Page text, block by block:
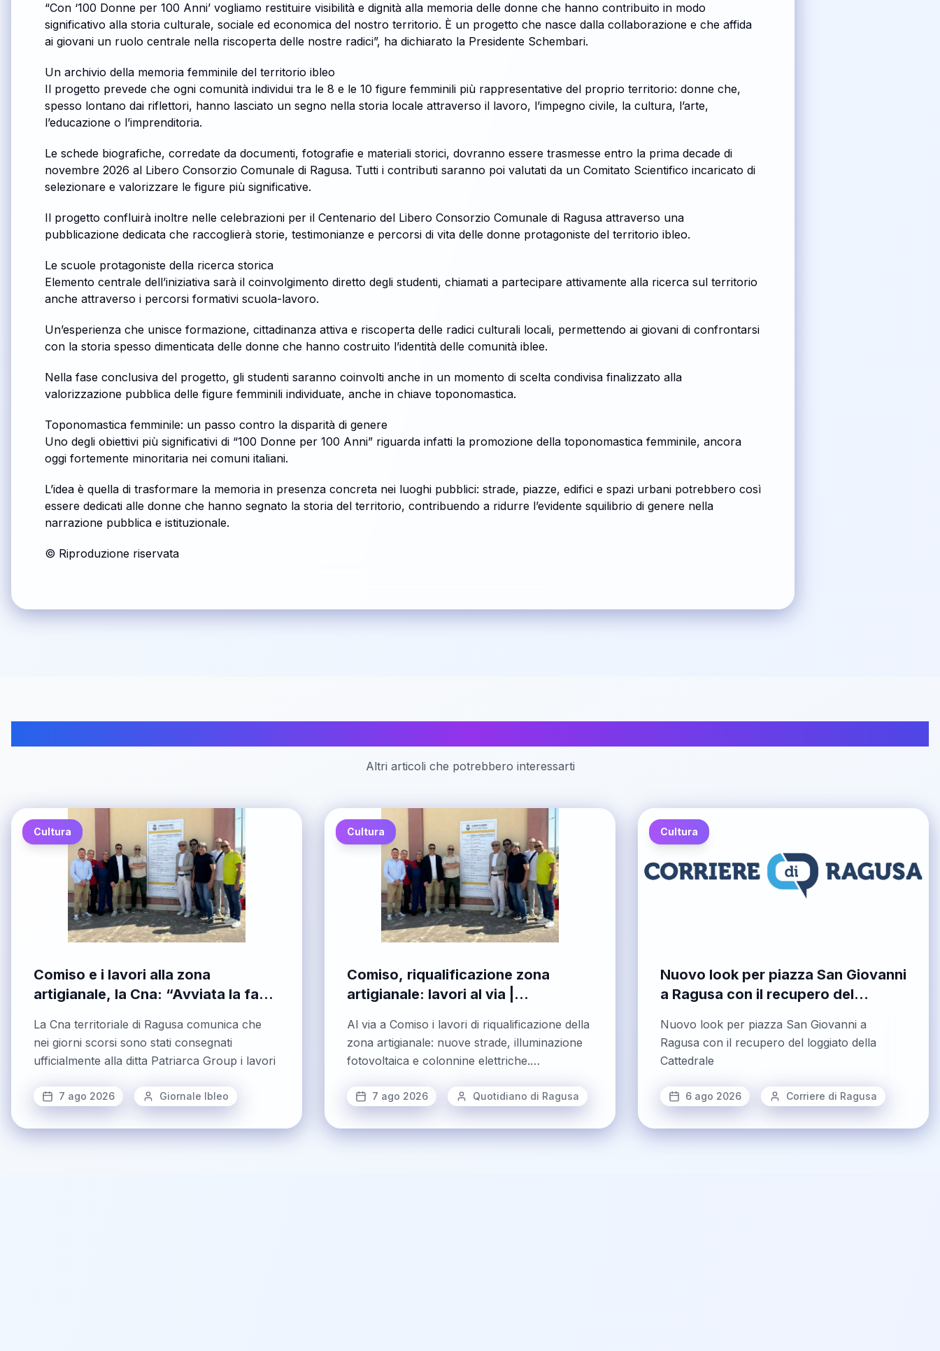
“Con ‘100 Donne per 100 Anni’ vogliamo restituire visibilità e dignità alla memoria delle donne che hanno contribuito in modo
significativo alla storia culturale, sociale ed economica del nostro territorio. È un progetto che nasce dalla collaborazione e che affida
ai giovani un ruolo centrale nella riscoperta delle nostre radici”, ha dichiarato la Presidente Schembari.
Un archivio della memoria femminile del territorio ibleo
Il progetto prevede che ogni comunità individui tra le 8 e le 10 figure femminili più rappresentative del proprio territorio: donne che,
spesso lontano dai riflettori, hanno lasciato un segno nella storia locale attraverso il lavoro, l’impegno civile, la cultura, l’arte,
l’educazione o l’imprenditoria.
Le schede biografiche, corredate da documenti, fotografie e materiali storici, dovranno essere trasmesse entro la prima decade di
novembre 2026 al Libero Consorzio Comunale di Ragusa. Tutti i contributi saranno poi valutati da un Comitato Scientifico incaricato di
selezionare e valorizzare le figure più significative.
Il progetto confluirà inoltre nelle celebrazioni per il Centenario del Libero Consorzio Comunale di Ragusa attraverso una
pubblicazione dedicata che raccoglierà storie, testimonianze e percorsi di vita delle donne protagoniste del territorio ibleo.
Le scuole protagoniste della ricerca storica
Elemento centrale dell’iniziativa sarà il coinvolgimento diretto degli studenti, chiamati a partecipare attivamente alla ricerca sul territorio
anche attraverso i percorsi formativi scuola-lavoro.
Un’esperienza che unisce formazione, cittadinanza attiva e riscoperta delle radici culturali locali, permettendo ai giovani di confrontarsi
con la storia spesso dimenticata delle donne che hanno costruito l’identità delle comunità iblee.
Nella fase conclusiva del progetto, gli studenti saranno coinvolti anche in un momento di scelta condivisa finalizzato alla
valorizzazione pubblica delle figure femminili individuate, anche in chiave toponomastica.
Toponomastica femminile: un passo contro la disparità di genere
Uno degli obiettivi più significativi di “100 Donne per 100 Anni” riguarda infatti la promozione della toponomastica femminile, ancora
oggi fortemente minoritaria nei comuni italiani.
L’idea è quella di trasformare la memoria in presenza concreta nei luoghi pubblici: strade, piazze, edifici e spazi urbani potrebbero così
essere dedicati alle donne che hanno segnato la storia del territorio, contribuendo a ridurre l’evidente squilibrio di genere nella
narrazione pubblica e istituzionale.
© Riproduzione riservata
Altri articoli che potrebbero interessarti
Cultura
Comiso e i lavori alla zona
artigianale, la Cna: “Avviata la fase
mesi fa”
La Cna territoriale di Ragusa comunica che
nei giorni scorsi sono stati consegnati
ufficialmente alla ditta Patriarca Group i lavori
7 ago 2026 Giornale Ibleo
Cultura
Comiso, riqualificazione zona
artigianale: lavori al via |
Al via a Comiso i lavori di riqualificazione della
zona artigianale: nuove strade, illuminazione
fotovoltaica e colonnine elettriche.
euro, cantiere atteso per dicembre 2026
7 ago 2026 Quotidiano di Ragusa
Cultura
Nuovo look per piazza San Giovanni
a Ragusa con il recupero del
Nuovo look per piazza San Giovanni a
Ragusa con il recupero del loggiato della
Cattedrale
6 ago 2026 Corriere di Ragusa